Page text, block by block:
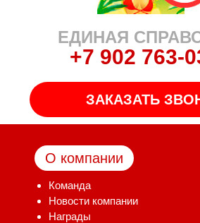
ЕДИНАЯ
+7 902 763-
ЗАКАЗАТЬ
О компании
Команда
Новости компании
Награды